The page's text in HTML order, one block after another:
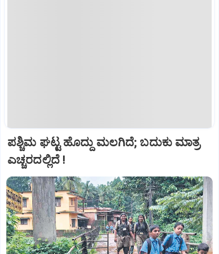
ಪಶ್ಚಿಮ ಘಟ್ಟ ಹೊದ್ದು ಮಲಗಿದೆ; ಬದುಕು ಮಾತ್ರ
ಎಚ್ಚರದಲ್ಲಿದೆ !